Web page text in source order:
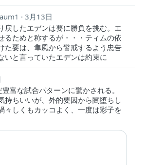
3月13日
戻したエデンは要に勝負を挑む。エ
るためと称するが・・・ティムの依
た要は、隼風から警戒するよう忠告
いと言っていたエデンは約束に
富な試合パターンに驚かされる。
持ちいいが、外的要因から闇堕ちし
々しくもカッコよく、一度は彩子を